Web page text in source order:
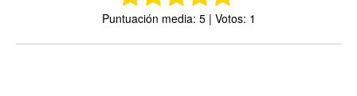
Puntuación media: 5 | Votos: 1